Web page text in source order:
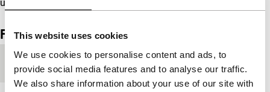
This website uses cookies
We use cookies to personalise content and ads, to
provide social media features and to analyse our traffic.
We also share information about your use of our site with
uitdagende van de hedendaagse regisseurs te zijn.
Film details
Productieland Frankrijk